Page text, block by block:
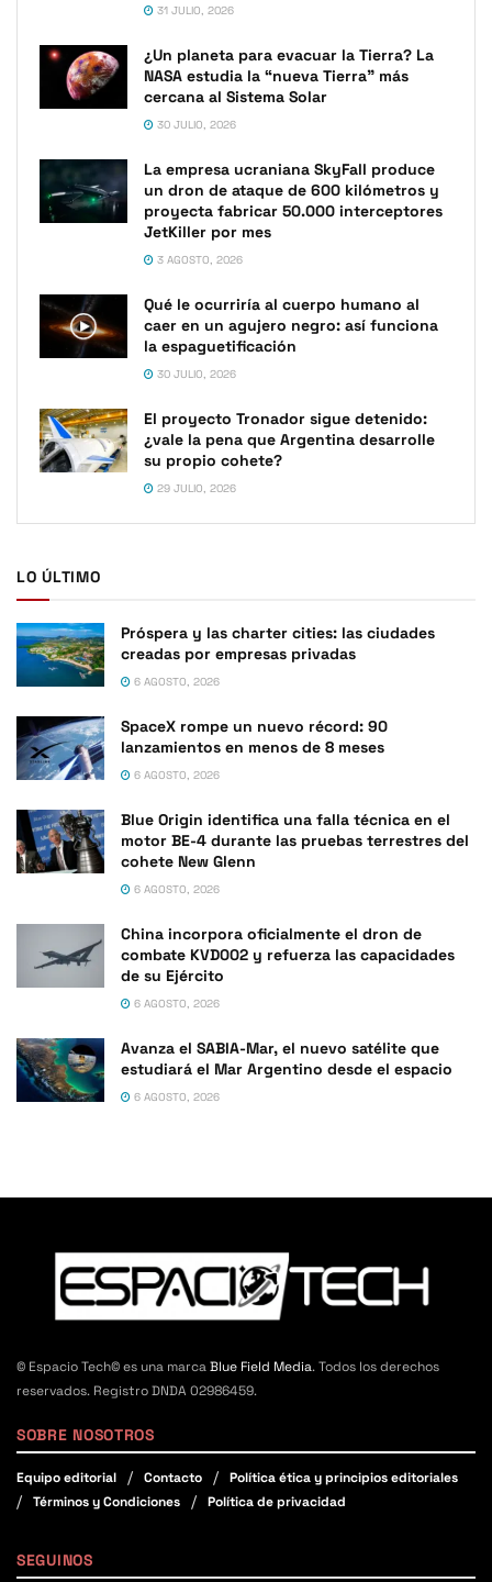
31 JULIO, 2026
¿Un planeta para evacuar la Tierra? La
NASA estudia la “nueva Tierra” más
cercana al Sistema Solar
30 JULIO, 2026
La empresa ucraniana SkyFall produce
un dron de ataque de 600 kilómetros y
proyecta fabricar 50.000 interceptores
JetKiller por mes
3 AGOSTO, 2026
Qué le ocurriría al cuerpo humano al
caer en un agujero negro: así funciona
la espaguetificación
30 JULIO, 2026
El proyecto Tronador sigue detenido:
¿vale la pena que Argentina desarrolle
su propio cohete?
29 JULIO, 2026
LO ÚLTIMO
Próspera y las charter cities: las ciudades
creadas por empresas privadas
6 AGOSTO, 2026
SpaceX rompe un nuevo récord: 90
lanzamientos en menos de 8 meses
6 AGOSTO, 2026
Blue Origin identifica una falla técnica en el
motor BE-4 durante las pruebas terrestres del
cohete New Glenn
6 AGOSTO, 2026
China incorpora oficialmente el dron de
combate KVD002 y refuerza las capacidades
de su Ejército
6 AGOSTO, 2026
Avanza el SABIA-Mar, el nuevo satélite que
estudiará el Mar Argentino desde el espacio
6 AGOSTO, 2026
© Espacio Tech© es una marcaBlue Field Media. Todos los derechos
reservados. Registro DNDA 02986459.
SOBRE NOSOTROS
Equipo editorial Contacto
Política ética y principios editoriales
Términos y Condiciones
Política de privacidad
SEGUINOS